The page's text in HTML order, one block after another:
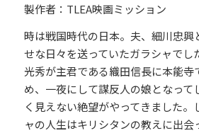
製作者：TLEA映画ミッション
時は戦国時代の日本。夫、細川忠興
せな日々を送っていたガラシャでし
光秀が主君である織田信長に本能寺
め、一夜にして謀反人の娘となって
く見えない絶望がやってきました。
ャの人生はキリシタンの教えに出会